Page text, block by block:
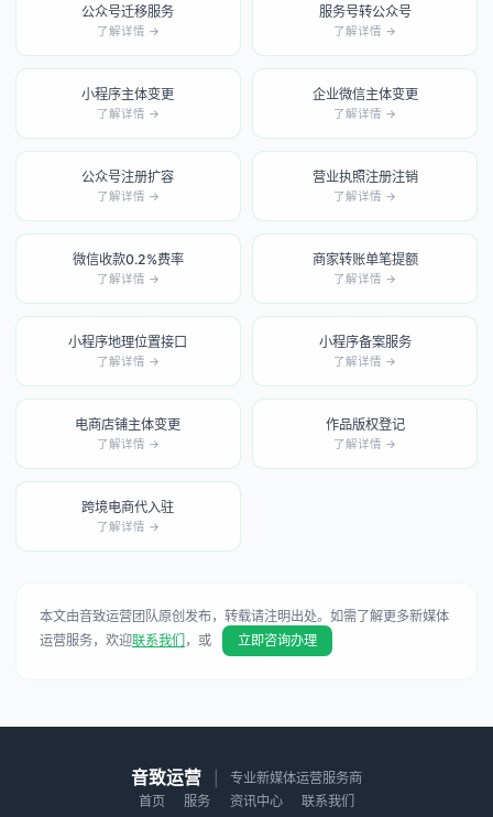
公众号迁移服务
了解详情 →
服务号转公众号
了解详情 →
小程序主体变更
了解详情 →
企业微信主体变更
了解详情 →
公众号注册扩容
了解详情 →
营业执照注册注销
了解详情 →
微信收款0.2%费率
了解详情 →
商家转账单笔提额
了解详情 →
小程序地理位置接口
了解详情 →
小程序备案服务
了解详情 →
电商店铺主体变更
了解详情 →
作品版权登记
了解详情 →
跨境电商代入驻
了解详情 →
本文由音致运营团队原创发布，转载请注明出处。如需了解更多新媒体
运营服务，欢迎联系我们 ，或 立即咨询办理
音致运营
专业新媒体运营服务商
首页
服务 资讯中心 联系我们